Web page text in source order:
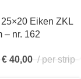
Eiken ZKL
– nr. 162
€ 40,00 per strip